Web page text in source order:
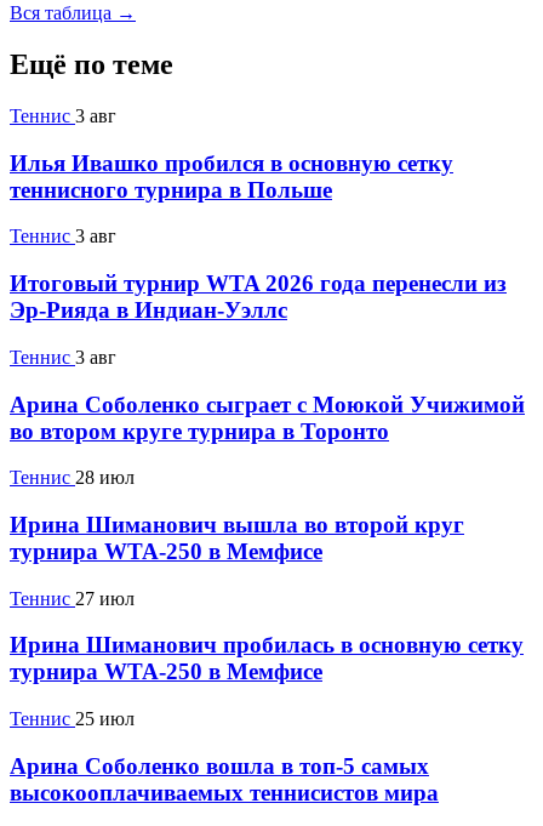
Вся таблица →
Ещё по теме
Теннис 3 авг
Илья Ивашко пробился в основную сетку
теннисного турнира в Польше
Теннис 3 авг
Итоговый турнир WTA 2026 года перенесли из
Эр-Рияда в Индиан-Уэллс
Теннис 3 авг
Арина Соболенко сыграет с Моюкой Учижимой
во втором круге турнира в Торонто
Теннис 28 июл
Ирина Шиманович вышла во второй круг
турнира WTA-250 в Мемфисе
Теннис 27 июл
Ирина Шиманович пробилась в основную сетку
турнира WTA-250 в Мемфисе
Теннис 25 июл
Арина Соболенко вошла в топ-5 самых
высокооплачиваемых теннисистов мира